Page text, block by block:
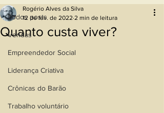
Todos posts
Vendas
Empreendedor Social
Liderança Criativa
Crônicas do Barão
Trabalho voluntário
Quanto custa viver?
Rogério Alves da Silva
12 de fev. de 2022 2 min de leitura